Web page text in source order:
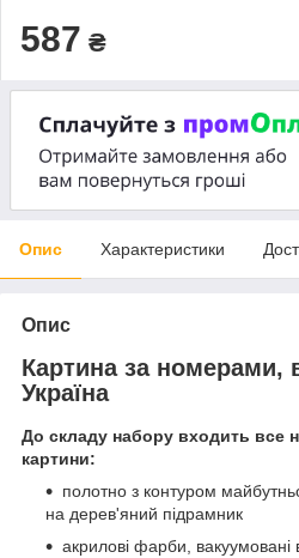
587 ₴
Опис Характеристики
Опис
Картина за номерами,
Україна
До складу набору входить все
картини:
полотно з контуром
на дерев'яний підрамник
акрилові фарби, вакуумовані